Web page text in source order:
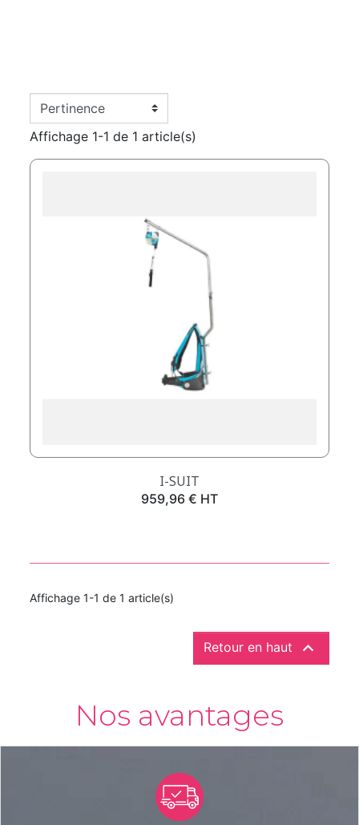
Affichage 1-1 de 1 article(s)
I-SUIT
Prix
959,96 € HT
Affichage 1-1 de 1 article(s)
Retour en haut 
Nos avantages